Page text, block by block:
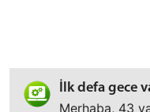
İlk defa gece
Merhaba, 43